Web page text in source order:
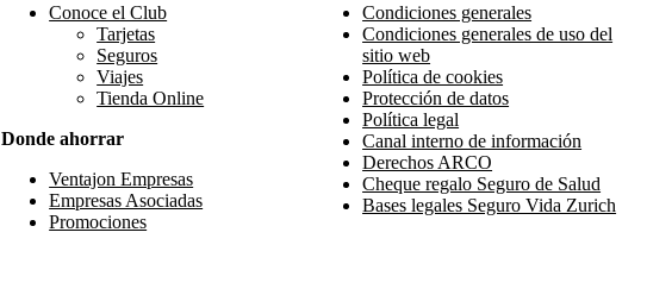
Conoce el Club
Tarjetas
Seguros
Viajes
Tienda Online
Donde ahorrar
Ventajon Empresas
Empresas Asociadas
Promociones
Condiciones generales
Condiciones generales de uso del
sitio web
Política de cookies
Protección de datos
Política legal
Canal interno de información
Derechos ARCO
Cheque regalo Seguro de Salud
Bases legales Seguro Vida Zurich